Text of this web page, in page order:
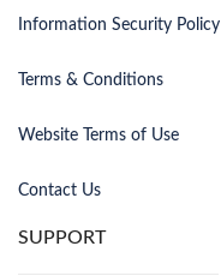
Information Security Policy
Terms & Conditions
Website Terms of Use
Contact Us
SUPPORT